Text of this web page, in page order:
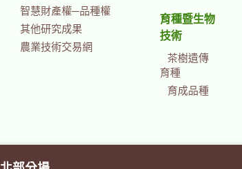
智慧財產權─品種權
其他研究成果
農業技術交易網
育種暨生物
技術
茶樹遺傳
育種
育成品種